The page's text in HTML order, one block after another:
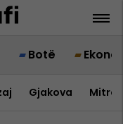
Botë
Gjakova